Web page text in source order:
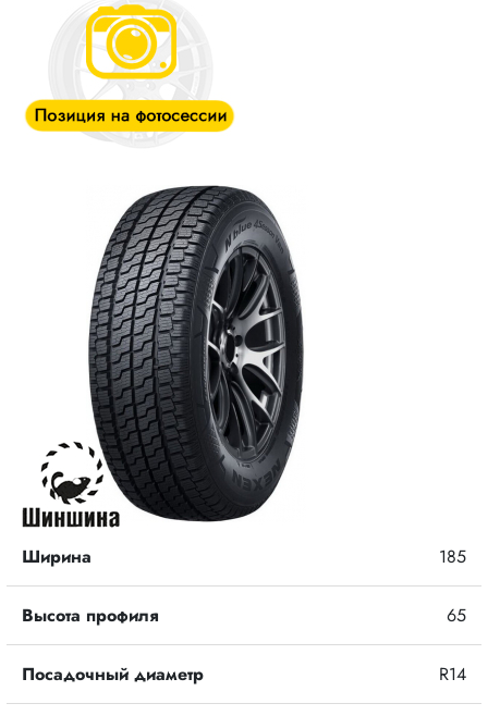
Ширина 185
Высота профиля 65
Посадочный диаметр R14